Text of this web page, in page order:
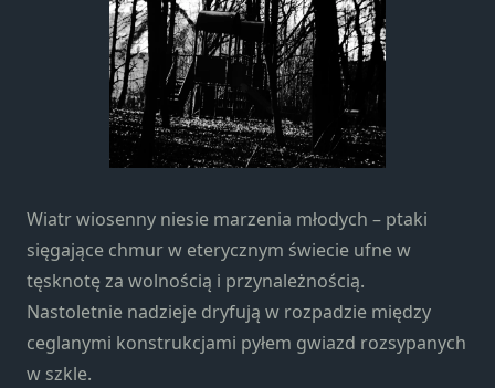
Wiatr wiosenny niesie marzenia młodych – ptaki
sięgające chmur w eterycznym świecie ufne w
tęsknotę za wolnością i przynależnością.
Nastoletnie nadzieje dryfują w rozpadzie między
ceglanymi konstrukcjami pyłem gwiazd rozsypanych
w szkle.
Doświadczenie
Aby nasza
strona
internetowa
działała jak
twojego
przejścia na nią.
Jeśli odrzucisz te
pliki cookie,
niektóre funkcje
znikną ze strony